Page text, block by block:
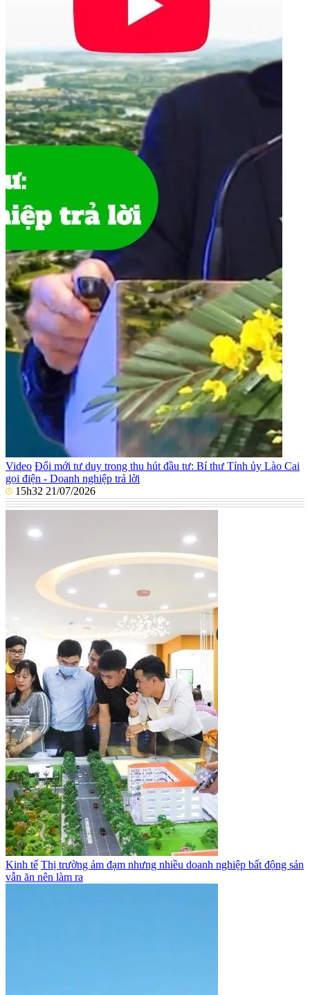
Video Đổi mới tư duy trong thu hút đầu tư: Bí thư Tỉnh ủy Lào Cai
gọi điện - Doanh nghiệp trả lời
15h32 21/07/2026
Kinh tế Thị trường ảm đạm nhưng nhiều doanh nghiệp bất động sản
vẫn ăn nên làm ra